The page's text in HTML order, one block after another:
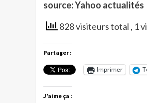
source: Yahoo actualités
828 visiteurs total , 1
Partager :
Imprimer
J’aime ça :